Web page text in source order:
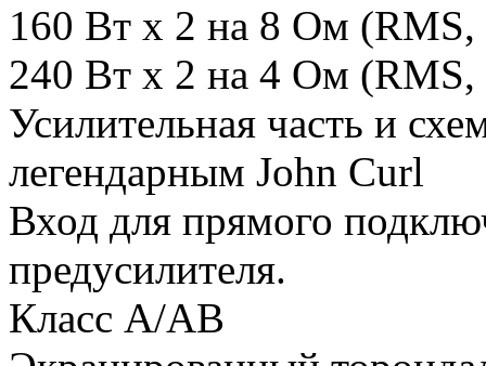
160 Вт x 2 на 8 Ом (RMS,
240 Вт x 2 на 4 Ом (RMS,
Усилительная часть и
легендарным John Curl
Вход для прямого
предусилителя.
Класс A/AB